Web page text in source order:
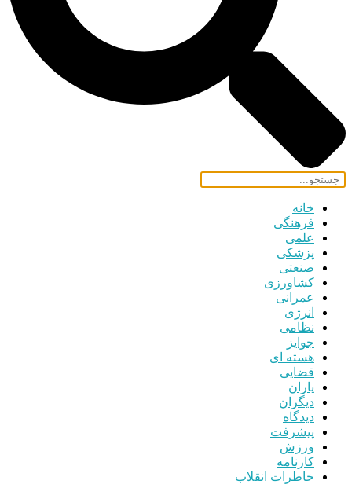
خانه
فرهنگی
علمی
پزشکی
صنعتی
کشاورزی
عمرانی
انرژی
نظامی
جوایز
هسته ای
قضایی
یاران
دیگران
دیدگاه
پیشرفت
ورزش
کارنامه
خاطرات انقلاب